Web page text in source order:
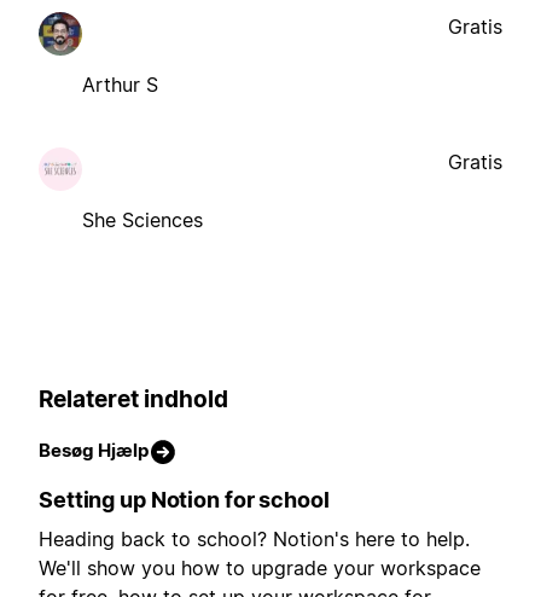
Arthur S
Gratis
She Sciences
Gratis
Relateret indhold
Besøg Hjælp
Setting up Notion for school
Heading back to school? Notion's here to help.
We'll show you how to upgrade your workspace